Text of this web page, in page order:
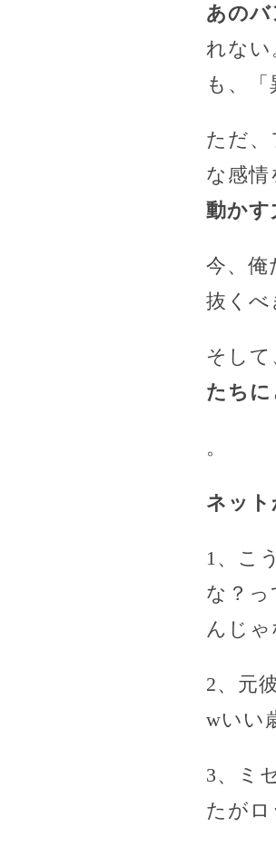
あの
れな
も、
ただ
な感情
動かす
今、俺
抜くべ
そし
たち
。
ネット
1、こ
な？
んじ
2、元
wいい
3、ミ
たがロ